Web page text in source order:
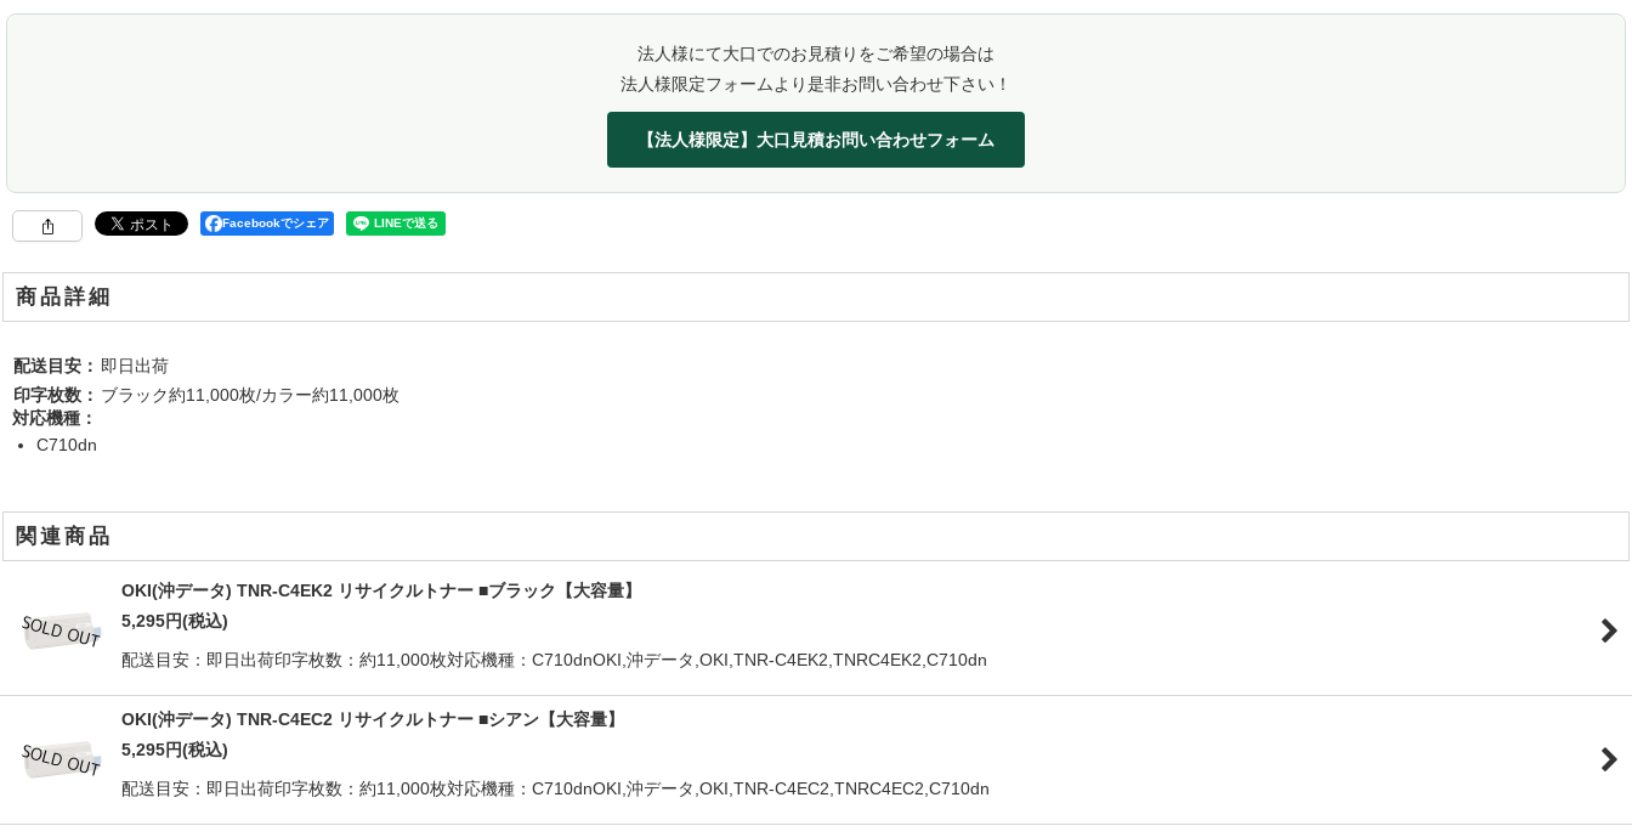
法人様にて大口でのお見積りをご希望の場合は
法人様限定フォームより是非お問い合わせ下さい！
【法人様限定】大口見積お問い合わせフォーム
Facebookでシェア
商品詳細
配送目安： 即日出荷
印字枚数： ブラック約11,000枚/カラー約11,000枚
対応機種：
C710dn
関連商品
OKI(沖データ) TNR-C4EK2 リサイクルトナー ■ブラック【大容量】
5,295円(税込)
配送目安：即日出荷印字枚数：約11,000枚対応機種：C710dnOKI,沖データ,OKI,TNR-C4EK2,TNRC4EK2,C710dn
OKI(沖データ) TNR-C4EC2 リサイクルトナー ■シアン【大容量】
5,295円(税込)
配送目安：即日出荷印字枚数：約11,000枚対応機種：C710dnOKI,沖データ,OKI,TNR-C4EC2,TNRC4EC2,C710dn